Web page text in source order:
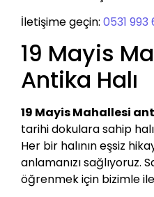
İletişime geçin: 0531 993
19 Mayis
Antika Halı
19 Mayis Mahallesi
tarihi dokulara sahip
Her bir halının eşsiz
anlamanızı sağlıyoruz.
öğrenmek için bizimle